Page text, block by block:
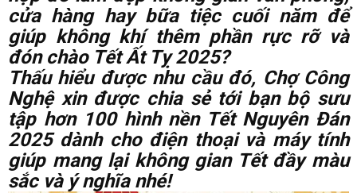
cửa hàng hay bữa tiệc cuối năm để
giúp không khí thêm phần rực rỡ và
đón chào Tết Ất Tỵ 2025?
Thấu hiểu được nhu cầu đó, Chợ Công
Nghệ xin được chia sẻ tới bạn bộ sưu
tập hơn 100 hình nền Tết Nguyên Đán
2025 dành cho điện thoại và máy tính
giúp mang lại không gian Tết đầy màu
sắc và ý nghĩa nhé!